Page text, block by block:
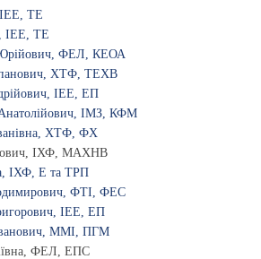
ІЕЕ, ТЕ
ІЕЕ, ТЕ
ФЕЛ, КЕОА
ХТФ, ТЕХВ
ІЕЕ, ЕП
ІМЗ, КФМ
ХТФ, ФХ
ІХФ, МАХНВ
ІХФ, Е та ТРП
ФТІ, ФЕС
ІЕЕ, ЕП
ММІ, ПГМ
ФЕЛ, ЕПС